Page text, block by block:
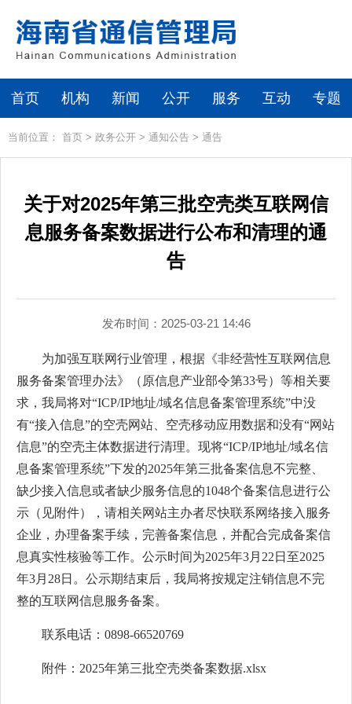
首页 机构 新闻 公开 服务 互动 专题
当前位置： 首页 > 政务公开 > 通知公告 > 通告
关于对2025年第三批空壳类互联网信
息服务备案数据进行公布和清理的通
告
发布时间：2025-03-21 14:46
为加强互联网行业管理，根据《非经营性互联网信息
服务备案管理办法》（原信息产业部令第33号）等相关要
求，我局将对“ICP/IP地址/域名信息备案管理系统”中没
有“接入信息”的空壳网站、空壳移动应用数据和没有“网站
信息”的空壳主体数据进行清理。现将“ICP/IP地址/域名信
息备案管理系统”下发的2025年第三批备案信息不完整、
缺少接入信息或者缺少服务信息的1048个备案信息进行公
示（见附件），请相关网站主办者尽快联系网络接入服务
企业，办理备案手续，完善备案信息，并配合完成备案信
息真实性核验等工作。公示时间为2025年3月22日至2025
年3月28日。公示期结束后，我局将按规定注销信息不完
整的互联网信息服务备案。
联系电话：0898-66520769
附件： 2025年第三批空壳类备案数据.xlsx